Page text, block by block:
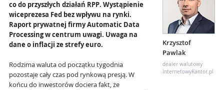
Krzysztof
Pawlak
dealer walutowy
InternetowyKantor.pl
co do przyszłych działań RPP. Wystąpienie
wiceprezesa Fed bez wpływu na rynki.
Raport prywatnej firmy Automatic Data
Processing w centrum uwagi. Uwaga na
dane o inflacji ze strefy euro.
Rodzima waluta od początku tygodnia
pozostaje cały czas pod rynkową presją. W
końcu do inwestorów dociera fakt, że